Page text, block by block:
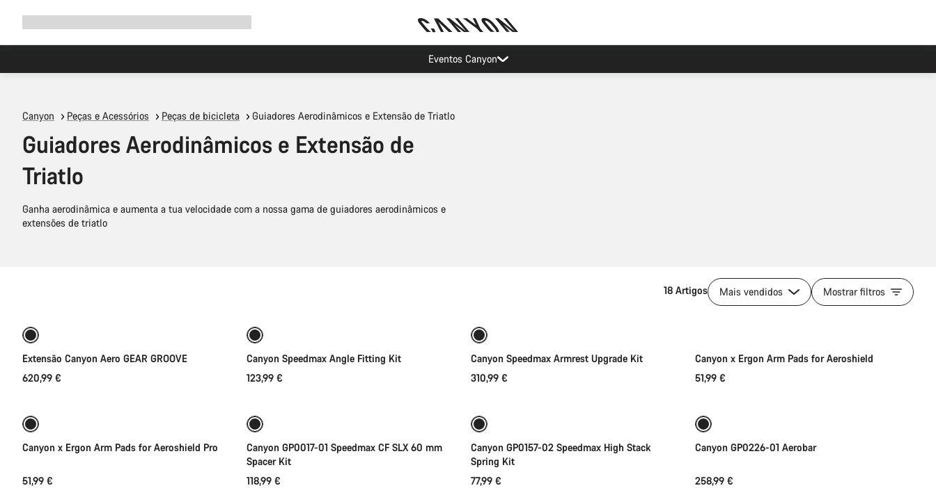
navegação
Poupa com a newsletter da Canyon
Canyon Peças e Acessórios Peças de bicicleta Guiadores Aerodinâmicos e Extensão de Triatlo
Guiadores Aerodinâmicos e Extensão de
Triatlo
Ganha aerodinâmica e aumenta a tua velocidade com a nossa gama de guiadores aerodinâmicos e
extensões de triatlo
18 Artigos Mais vendidos Mostrar filtros
Extensão Canyon Aero GEAR GROOVE
620,99 €
Canyon Speedmax Angle Fitting Kit
123,99 €
Canyon Speedmax Armrest Upgrade Kit
310,99 €
Seleção rápida
Canyon x Ergon Arm Pads for Aeroshield
51,99 €
Canyon x Ergon Arm Pads for Aeroshield Pro
51,99 €
Canyon GP0017-01 Speedmax CF SLX 60 mm
Spacer Kit
118,99 €
Canyon GP0157-02 Speedmax High Stack
Spring Kit
77,99 €
Canyon GP0226-01 Aerobar
258,99 €